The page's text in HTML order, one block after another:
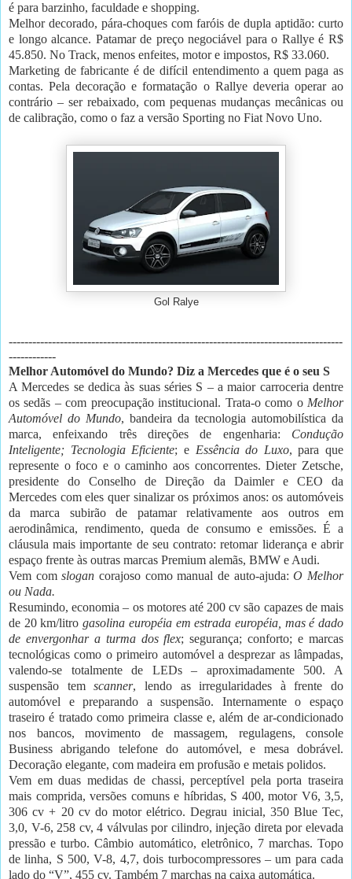
é para barzinho, faculdade e shopping.
Melhor decorado, pára-choques com faróis de dupla aptidão: curto
e longo alcance. Patamar de preço negociável para o Rallyeé R$
45.850. No Track, menos enfeites, motor e impostos, R$ 33.060.
Marketing de fabricante é de difícil entendimento a quem paga as
contas. Pela decoração e formatação o Rallyedeveria operar ao
contrário – ser rebaixado, com pequenas mudanças mecânicas ou
de calibração, como o faz a versão Sporting no Fiat Novo Uno.
Gol Ralye
-------------------------------------------------------------------------------------
------------
Melhor Automóvel do Mundo? Diz a Mercedes que é o seu S
A Mercedes se dedica às suas séries S – a maior carroceria dentre
os sedãs – com preocupação institucional. Trata-o como o Melhor
Automóvel do Mundo, bandeira da tecnologia automobilística da
marca, enfeixando três direções de engenharia: Condução
Inteligente; Tecnologia Eficiente; e Essência do Luxo, para que
represente o foco e o caminho aos concorrentes. Dieter Zetsche,
presidente do Conselho de Direção da Daimler e CEO da
Mercedes com eles quer sinalizar os próximos anos: os automóveis
da marca subirão de patamar relativamente aos outros em
aerodinâmica, rendimento, queda de consumo e emissões. É a
cláusula mais importante de seu contrato: retomar liderança e abrir
espaço frente às outras marcas Premium alemãs, BMW e Audi.
Vem comslogan corajoso como manual de auto-ajuda:O Melhor
ou Nada.
Resumindo, economia – os motores até 200 cv são capazes de mais
de 20 km/litrogasolina européia em estrada européia, mas é dado
de envergonhar a turma dos flex; segurança; conforto; e marcas
tecnológicas como o primeiro automóvel a desprezar as lâmpadas,
valendo-se totalmente de LEDs – aproximadamente 500. A
suspensão temscanner, lendo as irregularidades à frente do
automóvel e preparando a suspensão. Internamente o espaço
traseiro é tratado como primeira classe e, além de ar-condicionado
nos bancos, movimento de massagem, regulagens, console
Business abrigando telefone do automóvel, e mesa dobrável.
Decoração elegante, com madeira em profusão e metais polidos.
Vem em duas medidas de chassi, perceptível pela porta traseira
mais comprida, versões comuns e híbridas, S 400, motor V6, 3,5,
306 cv + 20 cv do motor elétrico. Degrau inicial, 350 Blue Tec,
3,0, V-6, 258 cv, 4 válvulas por cilindro, injeção direta por elevada
pressão e turbo. Câmbio automático, eletrônico, 7 marchas. Topo
de linha, S 500, V-8, 4,7, dois turbocompressores – um para cada
lado do “V”, 455 cv. Também 7 marchas na caixa automática.